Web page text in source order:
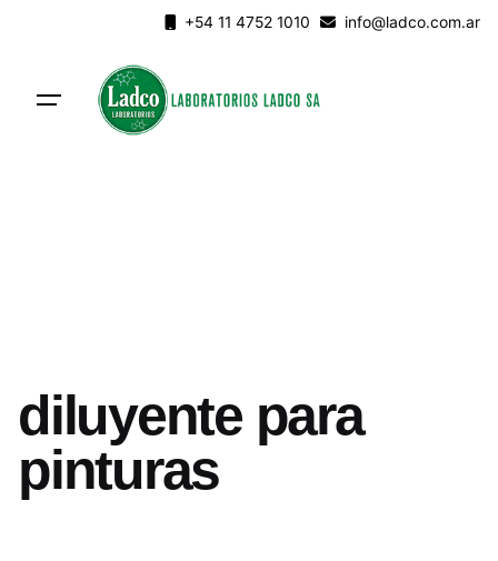
+54 11 4752 1010 info@ladco.com.ar
diluyente para
pinturas